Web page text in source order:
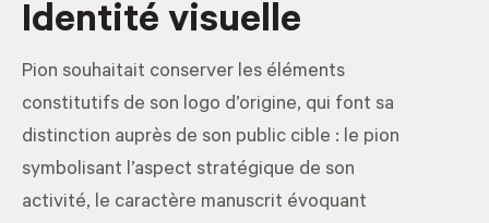
Identité visuelle
Pion souhaitait conserver les éléments
constitutifs de son logo d’origine, qui font sa
distinction auprès de son public cible : le pion
symbolisant l’aspect stratégique de son
activité, le caractère manuscrit évoquant